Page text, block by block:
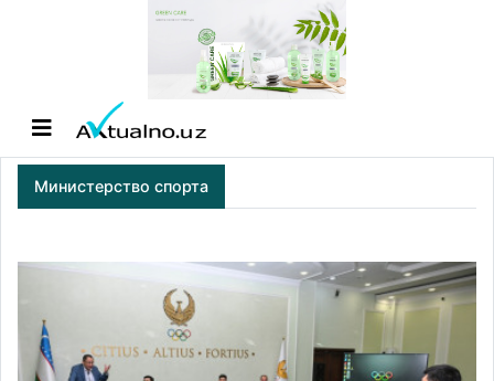
Министерство спорта